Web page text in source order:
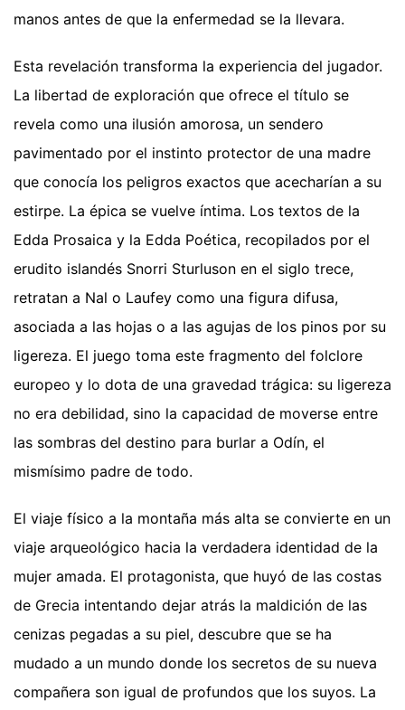
manos antes de que la enfermedad se la llevara.
Esta revelación transforma la experiencia del jugador.
La libertad de exploración que ofrece el título se
revela como una ilusión amorosa, un sendero
pavimentado por el instinto protector de una madre
que conocía los peligros exactos que acecharían a su
estirpe. La épica se vuelve íntima. Los textos de la
Edda Prosaica y la Edda Poética, recopilados por el
erudito islandés Snorri Sturluson en el siglo trece,
retratan a Nal o Laufey como una figura difusa,
asociada a las hojas o a las agujas de los pinos por su
ligereza. El juego toma este fragmento del folclore
europeo y lo dota de una gravedad trágica: su ligereza
no era debilidad, sino la capacidad de moverse entre
las sombras del destino para burlar a Odín, el
mismísimo padre de todo.
El viaje físico a la montaña más alta se convierte en un
viaje arqueológico hacia la verdadera identidad de la
mujer amada. El protagonista, que huyó de las costas
de Grecia intentando dejar atrás la maldición de las
cenizas pegadas a su piel, descubre que se ha
mudado a un mundo donde los secretos de su nueva
compañera son igual de profundos que los suyos. La